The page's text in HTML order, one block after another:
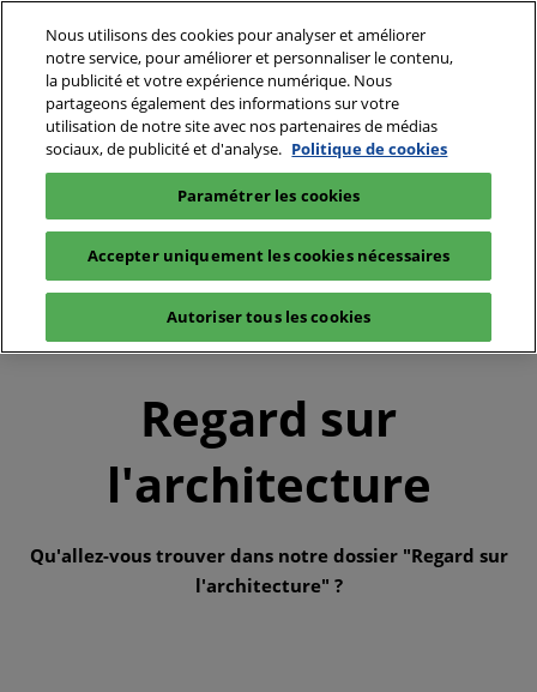
Regard sur
l'architecture
Qu'allez-vous trouver dans notre dossier "Regard sur
l'architecture" ?
Nous utilisons des cookies pour analyser et améliorer
notre service, pour améliorer et personnaliser le contenu,
la publicité et votre expérience numérique. Nous
partageons également des informations sur votre
utilisation de notre site avec nos partenaires de médias
sociaux, de publicité et d'analyse. Politique de cookies
Paramétrer les cookies
Accepter uniquement les cookies nécessaires
Autoriser tous les cookies